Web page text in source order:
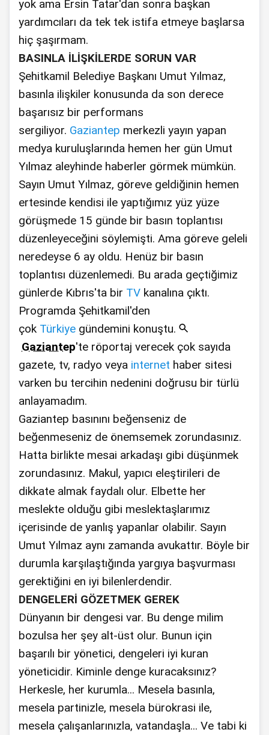
yok ama Ersin Tatar'dan sonra başkan
yardımcıları da tek tek istifa etmeye başlarsa
hiç şaşırmam.
BASINLA İLİŞKİLERDE SORUN VAR
Şehitkamil Belediye Başkanı Umut Yılmaz,
basınla ilişkiler konusunda da son derece
başarısız bir performans
sergiliyor. Gaziantep merkezli yayın yapan
medya kuruluşlarında hemen her gün Umut
Yılmaz aleyhinde haberler görmek mümkün.
Sayın Umut Yılmaz, göreve geldiğinin hemen
ertesinde kendisi ile yaptığımız yüz yüze
görüşmede 15 günde bir basın toplantısı
düzenleyeceğini söylemişti. Ama göreve geleli
neredeyse 6 ay oldu. Henüz bir basın
toplantısı düzenlemedi. Bu arada geçtiğimiz
günlerde Kıbrıs'ta bir TV kanalına çıktı.
Programda Şehitkamil'den
çok Türkiye gündemini konuştu.
Gaziantep'te röportaj verecek çok sayıda
gazete, tv, radyo veya internet haber sitesi
varken bu tercihin nedenini doğrusu bir türlü
anlayamadım.
Gaziantep basınını beğenseniz de
beğenmeseniz de önemsemek zorundasınız.
Hatta birlikte mesai arkadaşı gibi düşünmek
zorundasınız. Makul, yapıcı eleştirileri de
dikkate almak faydalı olur. Elbette her
meslekte olduğu gibi meslektaşlarımız
içerisinde de yanlış yapanlar olabilir. Sayın
Umut Yılmaz aynı zamanda avukattır. Böyle bir
durumla karşılaştığında yargıya başvurması
gerektiğini en iyi bilenlerdendir.
DENGELERİ GÖZETMEK GEREK
Dünyanın bir dengesi var. Bu denge milim
bozulsa her şey alt-üst olur. Bunun için
başarılı bir yönetici, dengeleri iyi kuran
yöneticidir. Kiminle denge kuracaksınız?
Herkesle, her kurumla... Mesela basınla,
mesela partinizle, mesela bürokrasi ile,
mesela çalışanlarınızla, vatandaşla... Ve tabi ki